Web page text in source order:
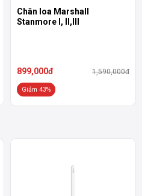
Chân loa Marshall
Stanmore I, II,III
899,000đ 1,590,000đ
Giảm 43%